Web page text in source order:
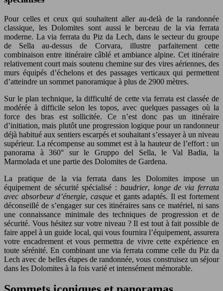
Pour celles et ceux qui souhaitent aller au-delà de la randonnée
classique, les Dolomites sont aussi le berceau de la via ferrata
moderne. La via ferrata du Piz da Lech, dans le secteur du groupe
de Sella au-dessus de Corvara, illustre parfaitement cette
combinaison entre itinéraire câblé et ambiance alpine. Cet itinéraire
relativement court mais soutenu chemine sur des vires aériennes, des
murs équipés d’échelons et des passages verticaux qui permettent
d’atteindre un sommet panoramique à plus de 2900 mètres.
Sur le plan technique, la difficulté de cette via ferrata est classée de
modérée à difficile selon les topos, avec quelques passages où la
force des bras est sollicitée. Ce n’est donc pas un itinéraire
d’initiation, mais plutôt une progression logique pour un randonneur
déjà habitué aux sentiers escarpés et souhaitant s’essayer à un niveau
supérieur. La récompense au sommet est à la hauteur de l’effort : un
panorama à 360° sur le Gruppo del Sella, le Val Badia, la
Marmolada et une partie des Dolomites de Gardena.
La pratique de la via ferrata dans les Dolomites impose un
équipement de sécurité spécialisé : baudrier, longe de via ferrata
avec absorbeur d’énergie, casqueet gants adaptés. Il est fortement
déconseillé de s’engager sur ces itinéraires sans ce matériel, ni sans
une connaissance minimale des techniques de progression et de
sécurité. Vous hésitez sur votre niveau ? Il est tout à fait possible de
faire appel à un guide local, qui vous fournira l’équipement, assurera
votre encadrement et vous permettra de vivre cette expérience en
toute sérénité. En combinant une via ferrata comme celle du Piz da
Lech avec de belles étapes de randonnée, vous construisez un séjour
dans les Dolomites à la fois varié et intensément mémorable.